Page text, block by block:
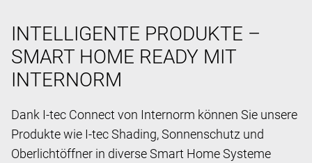
INTELLIGENTE PRODUKTE –
SMART HOME READY MIT
INTERNORM
Dank I-tec Connect von Internorm können Sie unsere
Produkte wie I-tec Shading, Sonnenschutz und
Oberlichtöffner in diverse Smart Home Systeme